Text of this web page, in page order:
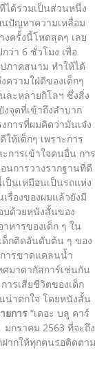
ได้ร่วมเป็นส่วนหนึ่ง
ปัญหาความเหลื่อม
งครั้งนี้โหดสุดๆ เลย
ว่า 6 ชั่วโมง เพื่อ
ภาคสนาม ทำให้ได้
ความใฝ่ดีของเด็กๆ
ละหลายกิโลฯ ซึ่งสิ่ง
จุดที่เข้าถึงลำบาก
การที่ผมคิดว่ามันเจ๋ง
ห้เด็กๆ เพราะการ
การเข้าใจคนอื่น การ
นการวางรากฐานที่ดี
ป็นเหมือนเป็นรถแห่ง
รื่องของผมแล้วยังมี
บด้วยหนังสั้นของ
หารของเด็ก ๆ ใน
กติดอันดับต้น ๆ ของ
ารขาดแคลนน้ำ
ศมาดากัสการ์เช่นกัน
ารเสียชีวิตของเด็ก
น่าตกใจ โดยหนังสั้น
ยการ “เดอะ บลู คาร์
มกราคม 2563 ที่จะถึง
ฝากให้ทุกคนรอติดตาม